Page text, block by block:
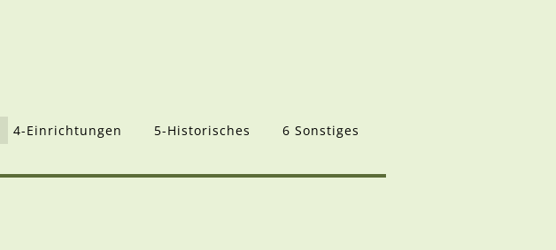
4-Einrichtungen 5-Historisches 6 Sonstiges